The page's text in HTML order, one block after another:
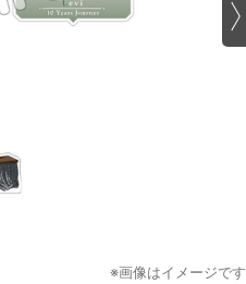
※画像はイメージです